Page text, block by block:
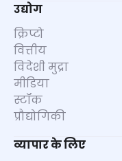
उद्योग
क्रिप्टो
वित्तीय
विदेशी मुद्रा
मीडिया
स्टॉक
प्रौद्योगिकी
व्यापार के लिए